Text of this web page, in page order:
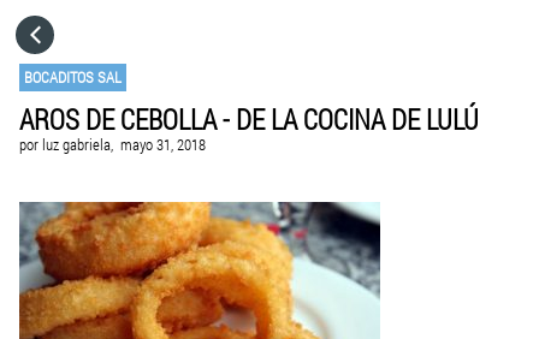
BOCADITOS SAL
AROS DE CEBOLLA - DE LA COCINA DE LULÚ
por luz gabriela, mayo 31, 2018
CATEGORÍAS
IR A
VISITA EL SITIO WEB